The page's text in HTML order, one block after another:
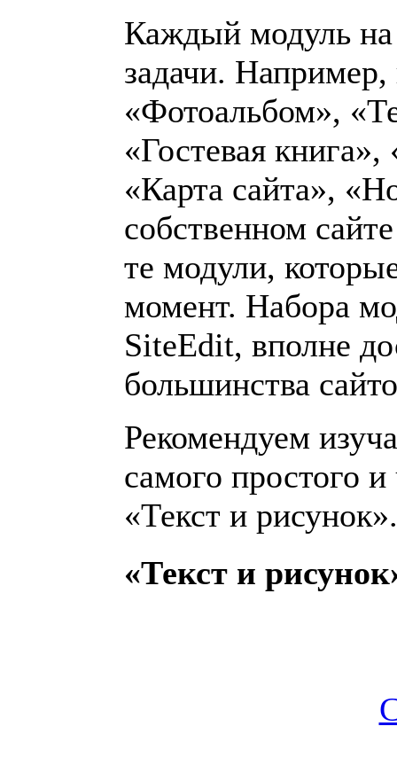
Каждый модуль на
задачи.
«Фотоальбом»,
«Гостевая
«Карта сайта»,
собственном
те модули,
момент. Набора
SiteEdit, вполне
большинства
Рекомендуем
самого простого
«Текст и рисунок».
«Текст и